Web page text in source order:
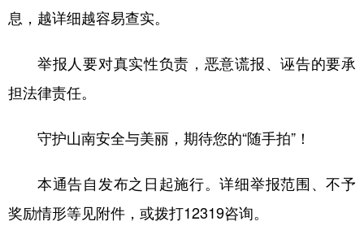
息，越详细越容易查实。
举报人要对真实性负责，恶意谎报、诬告的要承
担法律责任。
守护山南安全与美丽，期待您的“随手拍”！
本通告自发布之日起施行。详细举报范围、不予
奖励情形等见附件，或拨打12319咨询。